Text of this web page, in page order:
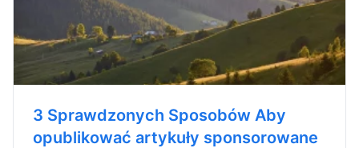
3 Sprawdzonych Sposobów Aby
opublikować artykuły sponsorowane